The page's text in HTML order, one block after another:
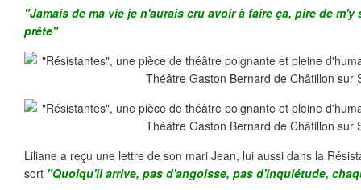
"Jamais de ma vie je n'aurais cru avoir à faire ça, pire de
prête"
Liliane a reçu une lettre de son mari Jean, lui aussi dans la
sort "Quoiqu'il arrive, pas d'angoisse, pas d'inquiétude,